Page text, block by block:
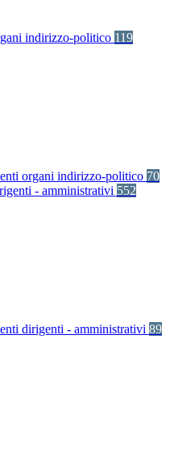
indirizzo-politico 119
organi indirizzo-politico 70
- amministrativi 552
dirigenti - amministrativi 89